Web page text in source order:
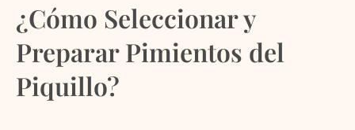
¿Cómo Seleccionar y
Preparar Pimientos del
Piquillo?